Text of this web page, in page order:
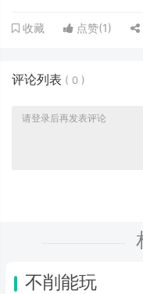
收藏 点赞(1)
评论列表 ( 0 )
不削能玩